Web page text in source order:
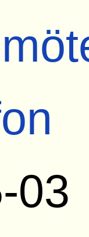
03